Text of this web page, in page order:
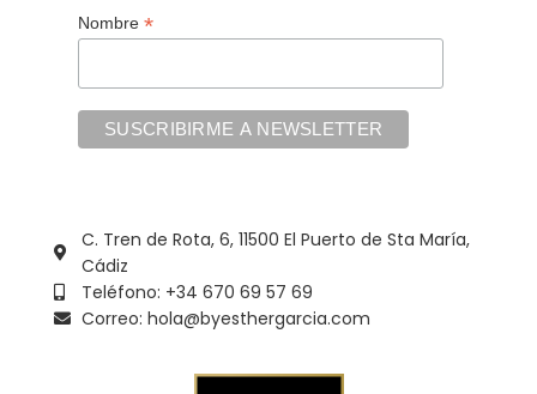
Nombre *
C. Tren de Rota, 6, 11500 El Puerto de Sta María,
Cádiz
Teléfono: +34 670 69 57 69
Correo: hola@byesthergarcia.com